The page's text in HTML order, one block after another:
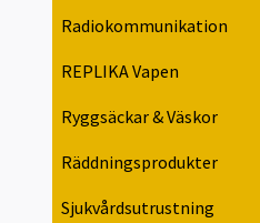
Radiokommunikation
REPLIKA Vapen
Ryggsäckar & Väskor
Räddningsprodukter
Sjukvårdsutrustning